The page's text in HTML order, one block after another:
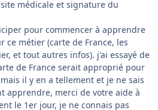
médicale et signature du
pour commencer à apprendre
ce métier (carte de France, les
et tout autres infos). j'ai essayé de
de France serait approprié pour
il y en a tellement et je ne sais
apprendre, merci de votre aide à
le 1er jour, je ne connais pas